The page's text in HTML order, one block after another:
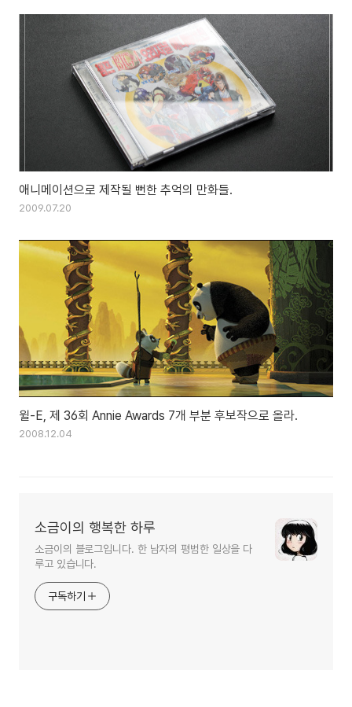
애니메이션으로 제작될 뻔한 추억의 만화들.
2009.07.20
윌-E, 제 36회 Annie Awards 7개 부분 후보작으로 올라.
2008.12.04
소금이의 행복한 하루
소금이의 블로그입니다. 한 남자의 평범한 일상을 다
루고 있습니다.
구독하기